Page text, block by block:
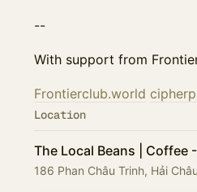
--
With support from
Frontierclub.world
Location
The Local Beans | Coffee
186 Phan Châu Trinh, Hải